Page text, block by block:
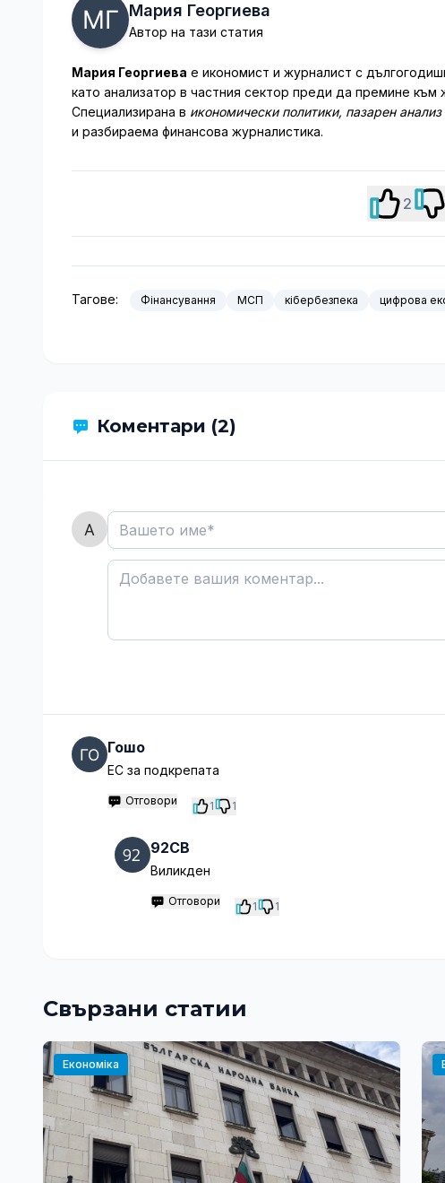
Мария Георгиева
Автор на тази статия
Мария Георгиева е икономист и журналист с
като анализатор в частния сектор преди да премине към
Специализирана в икономически политики, пазарен анализ
и разбираема финансова журналистика.
2
Тагове: Фінансування МСП кібербезпека цифрова
Коментари (2)
Гошо
ЕС за подкрепата
Отговори 1 1
92CB
Виликден
Отговори 1 1
Свързани статии
Економіка